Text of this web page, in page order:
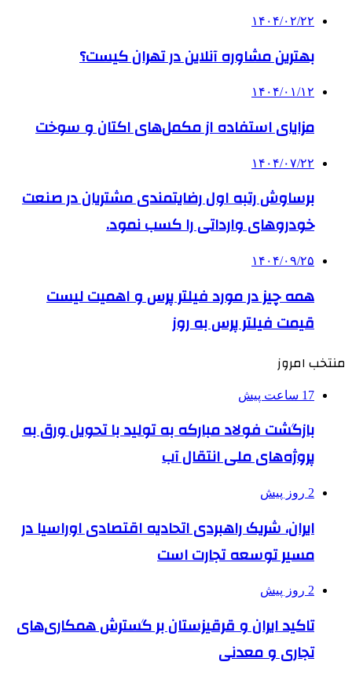
۱۴۰۴/۰۲/۲۲
بهترین مشاوره آنلاین در تهران کیست؟
۱۴۰۴/۰۱/۱۲
مزایای استفاده از مکمل‌های اکتان و سوخت
۱۴۰۴/۰۷/۲۲
برساوش رتبه اول رضایتمندی مشتریان در صنعت
خودروهای وارداتی را کسب نمود.
۱۴۰۴/۰۹/۲۵
همه چیز در مورد فیلتر پرس و اهمیت لیست
قیمت فیلتر پرس به روز
منتخب امروز
17 ساعت پیش
بازگشت فولاد مبارکه به تولید با تحویل ورق به
پروژه‌های ملی انتقال آب
2 روز پیش
ایران، شریک راهبردی اتحادیه اقتصادی اوراسیا در
مسیر توسعه تجارت است
2 روز پیش
تاکید ایران و قرقیزستان بر گسترش همکاری‌های
تجاری و معدنی